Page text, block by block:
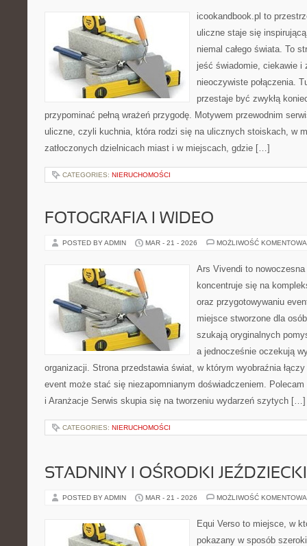
icookandbook.pl to
uliczne staje się
niemal całego świata. To
jeść świadomie, ciekawie i
nieoczywiste połączenia.
przestaje być zwykłą
przypominać pełną wrażeń przygodę. Motywem przewodnim
uliczne, czyli kuchnia, która rodzi się na ulicznych stoiskach, w
zatłoczonych dzielnicach miast i w miejscach, gdzie […]
CATEGORIES: NIERUCHOMOŚCI
FOTOGRAFIA I WIDEO
POSTED BY ADMIN MAR - 21 - 2026 MOŻLIWOŚĆ
Ars Vivendi to
koncentruje się na
oraz przygotowywaniu
miejsce stworzone dla
szukają oryginalnych
a jednocześnie oczekują
organizacji. Strona przedstawia świat, w którym wyobraźnia
event może stać się niezapomnianym doświadczeniem.
i Aranżacje Serwis skupia się na tworzeniu wydarzeń szytych […]
CATEGORIES: NIERUCHOMOŚCI
STADNINY I OŚRODKI
POSTED BY ADMIN MAR - 21 - 2026 MOŻLIWOŚĆ
Equi Verso to miejsce, w
pokazany w sposób